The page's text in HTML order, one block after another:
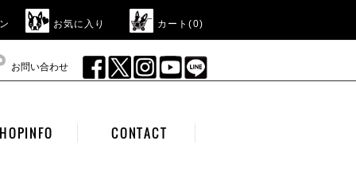
お気に入り カート(0)
お問い合わせ
CONTACT